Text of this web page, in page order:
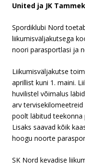
United ja JK
Spordiklubi Nord
liikumisväljakutsega
noori parasportlasi ja
Liikumisväljakutse
aprillist kuni 1. maini.
huvilistel võimalus
arv
poolt läbitud teekonna
Lisaks saavad kõik
hoogu noorte
SK Nord kevadise